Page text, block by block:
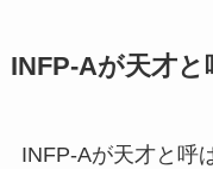
INFP-Aが天才
INFP-Aが天才と呼